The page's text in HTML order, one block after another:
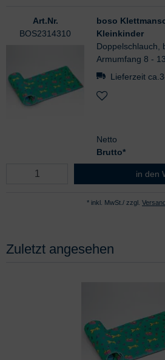
Art.Nr.
BOS2314310
boso
Kleinkinder
Doppelschlauch,
Armumfang 8 -
Lieferzeit
Netto
Brutto*
boso
in den
* inkl. MwSt./ zzgl.
Zuletzt angesehen